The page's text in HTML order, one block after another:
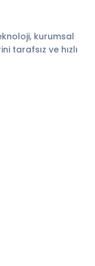
kurumsal
tarafsız ve hızlı